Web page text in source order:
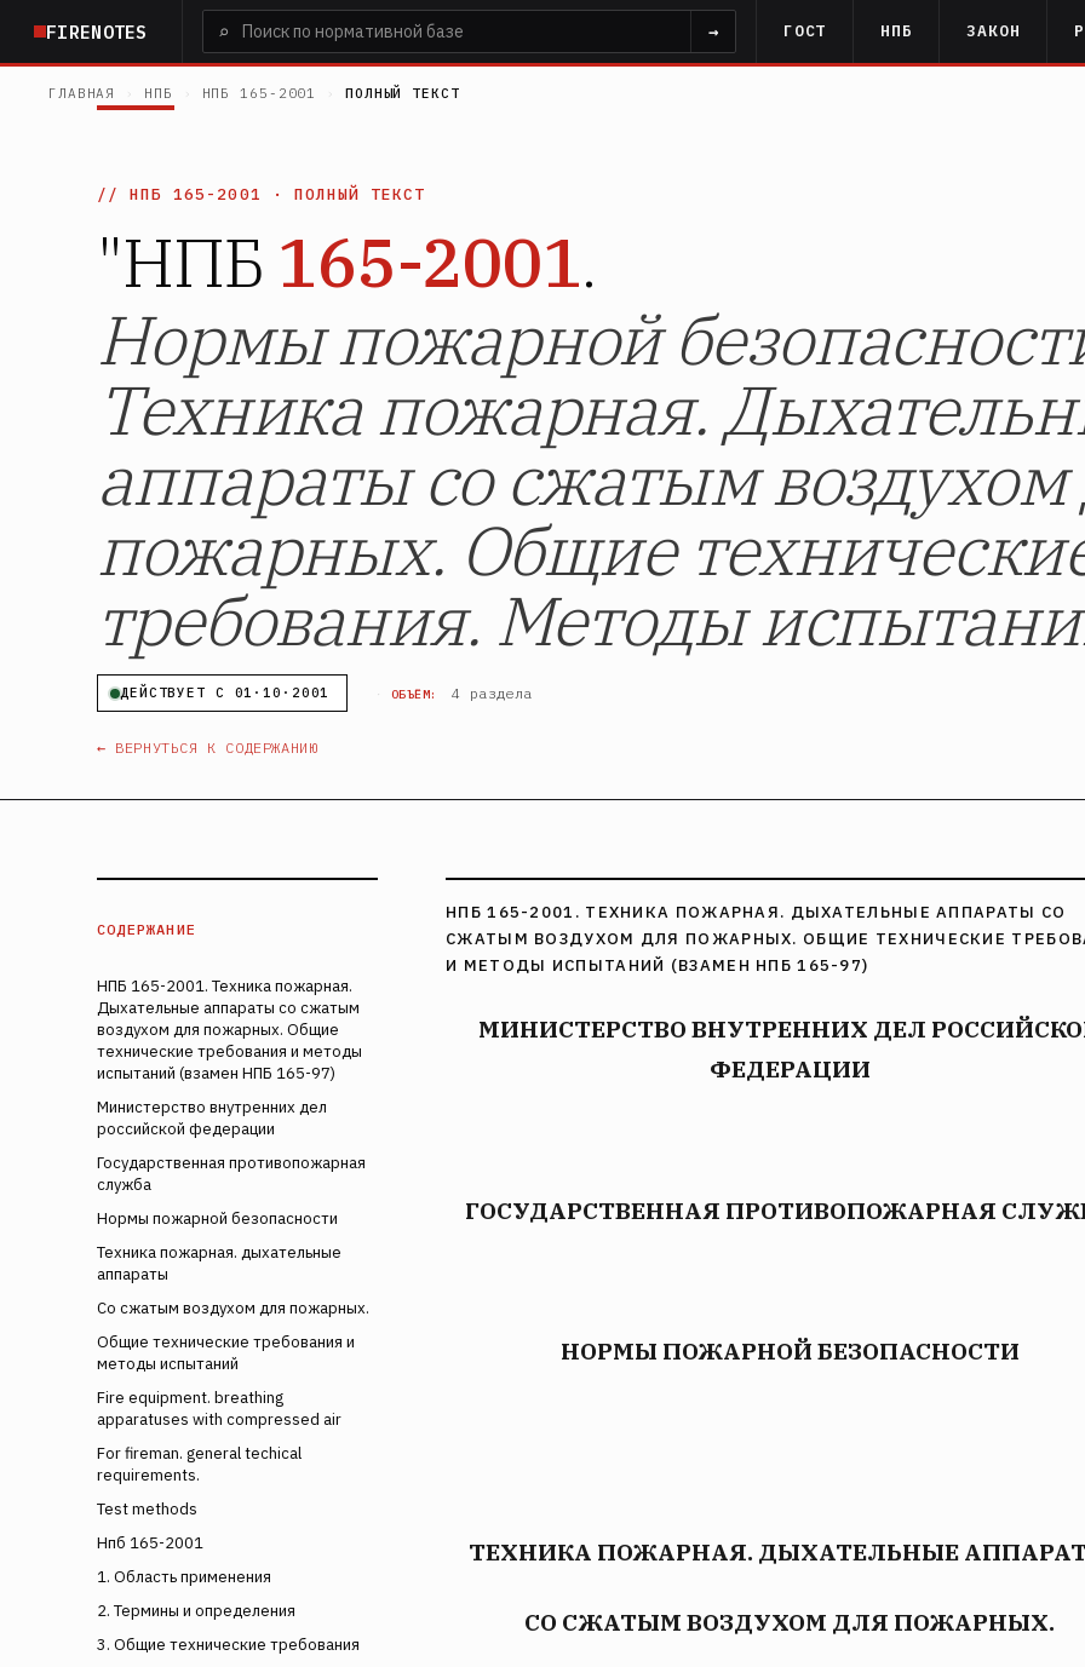
основному
содержанию
FIRENOTES ⌕ → ГОСТ НПБ ЗАКОН
ГЛАВНАЯ НПБ НПБ 165-2001 ПОЛНЫЙ ТЕКСТ
НПБ 165-2001 · ПОЛНЫЙ ТЕКСТ
"НПБ 165-2001.
Нормы пожарной
Техника пожарная.
аппараты со сжатым воздухом
пожарных. Общие
требования. Методы
ДЕЙСТВУЕТ С 01·10·2001 · ОБЪЁМ: 4 раздела
← ВЕРНУТЬСЯ К СОДЕРЖАНИЮ
СОДЕРЖАНИЕ
НПБ 165-2001. Техника пожарная.
Дыхательные аппараты со сжатым
воздухом для пожарных. Общие
технические требования и методы
испытаний (взамен НПБ 165-97)
Министерство внутренних дел
российской федерации
Государственная противопожарная
служба
Нормы пожарной безопасности
Техника пожарная. дыхательные
аппараты
Со сжатым воздухом для пожарных.
Общие технические требования и
методы испытаний
Fire equipment. breathing
apparatuses with compressed air
For fireman. general techical
requirements.
Test methods
Нпб 165-2001
1. Область применения
2. Термины и определения
3. Общие технические требования
НПБ 165-2001. ТЕХНИКА ПОЖАРНАЯ. ДЫХАТЕЛЬНЫЕ АППАРАТЫ СО
СЖАТЫМ ВОЗДУХОМ ДЛЯ ПОЖАРНЫХ. ОБЩИЕ ТЕХНИЧЕСКИЕ
И МЕТОДЫ ИСПЫТАНИЙ (ВЗАМЕН НПБ 165-97)
МИНИСТЕРСТВО ВНУТРЕННИХ ДЕЛ
ФЕДЕРАЦИИ
ГОСУДАРСТВЕННАЯ ПРОТИВОПОЖАРНАЯ
НОРМЫ ПОЖАРНОЙ БЕЗОПАСНОСТИ
ТЕХНИКА ПОЖАРНАЯ. ДЫХАТЕЛЬНЫЕ
СО СЖАТЫМ ВОЗДУХОМ ДЛЯ ПОЖАРНЫХ.